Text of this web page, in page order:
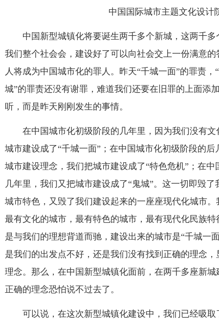
中国国际城市主题文化设计
中国新型城镇化将要诞生两千多个新城，这两千
我们整个社会会，建设好了可以向社会交上一份满意
人将成为中国城市化的罪人。昨天“千城一面”的罪责，
城”的罪责还没有谢罪，难道我们还要在旧罪的上面添
听，而是昨天刚刚发生的事情。
在中国城市化初级阶段的几年里，因为我们没有
城市建设成了“千城一面”；在中国城市化初级阶段的
城市建设理念，我们把城市建设成了“特色危机”；在
几年里，我们又把城市建设成了“鬼城”。这一切即毁
城市特色，又毁了我们建设起来的一座座现代化城市
最有文化的城市，最有特色的城市，最有现代化民族
是与我们的理想背道而驰，建设出来的城市是“千城一
是我们的出发点不好，还是我们没有找到正确的理念
理念。那么，在中国新型城镇化面前，在两千多座新
正确的理念恐怕说不过去了。
可以说，在这次新型城镇化建设中，我们已经吸